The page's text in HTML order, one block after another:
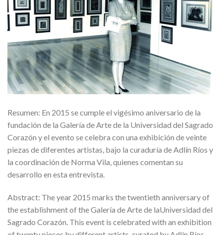
Resumen: En 2015 se cumple el vigésimo aniversario de la
fundación de la Galería de Arte de la Universidad del Sagrado
Corazón y el evento se celebra con una exhibición de veinte
piezas de diferentes artistas, bajo la curaduría de Adlín Ríos y
la coordinación de Norma Vila, quienes comentan su
desarrollo en esta entrevista.
Abstract: The year 2015 marks the twentieth anniversary of
the establishment of the Galería de Arte de laUniversidad del
Sagrado Corazón. This event is celebrated with an exhibition